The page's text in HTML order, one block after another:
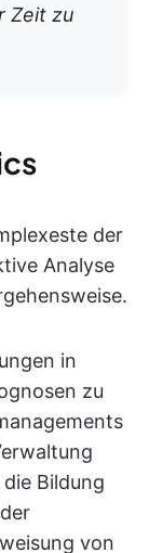
Zeit zu
der
Analyse
in
zu
Bildung
von